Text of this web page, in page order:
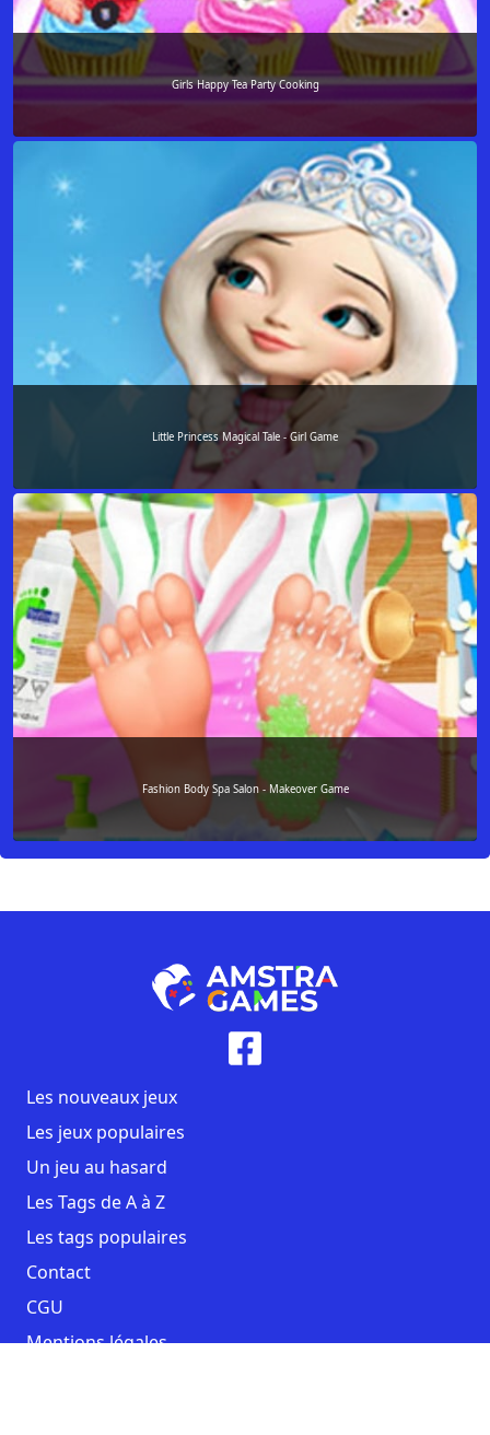
Girls Happy Tea Party Cooking
Little Princess Magical Tale - Girl Game
Fashion Body Spa Salon - Makeover Game
Les nouveaux jeux
Les jeux populaires
Un jeu au hasard
Les Tags de A à Z
Les tags populaires
Contact
CGU
Mentions légales